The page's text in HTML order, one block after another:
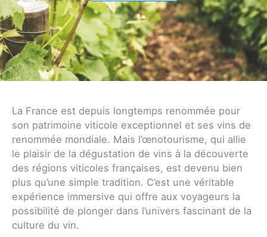
La France est depuis longtemps renommée pour
son patrimoine viticole exceptionnel et ses vins de
renommée mondiale. Mais l’œnotourisme, qui allie
le plaisir de la dégustation de vins à la découverte
des régions viticoles françaises, est devenu bien
plus qu’une simple tradition. C’est une véritable
expérience immersive qui offre aux voyageurs la
possibilité de plonger dans l’univers fascinant de la
culture du vin.